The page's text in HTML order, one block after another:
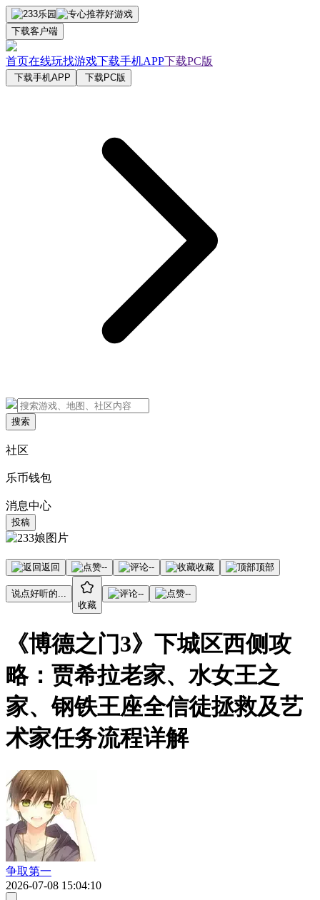
下载客户端
首页在线玩找游戏下载手机APP下载PC版
下载手机APP 下载PC版
搜索
社区
乐币钱包
消息中心
投稿
返回 -- -- 收藏 顶部
说点好听的...
收藏
-- --
《博德之门3》下城区西侧攻
略：贾希拉老家、水女王之
家、钢铁王座全信徒拯救及艺
术家任务流程详解
争取第一
2026-07-08 15:04:10